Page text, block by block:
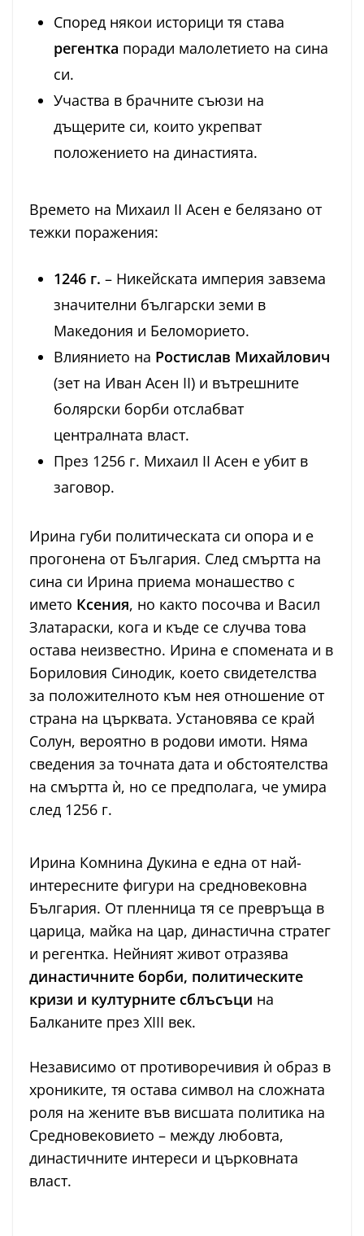
Според някои историци тя става
регентка поради малолетието на сина
си.
Участва в брачните съюзи на
дъщерите си, които укрепват
положението на династията.
Времето на Михаил II Асен е белязано от
тежки поражения:
1246 г. – Никейската империя завзема
значителни български земи в
Македония и Беломорието.
Влиянието на Ростислав Михайлович
(зет на Иван Асен II) и вътрешните
болярски борби отслабват
централната власт.
През 1256 г. Михаил II Асен е убит в
заговор.
Ирина губи политическата си опора и е
прогонена от България. След смъртта на
сина си Ирина приема монашество с
името Ксения, но както посочва и Васил
Златараски, кога и къде се случва това
остава неизвестно. Ирина е спомената и в
Бориловия Синодик, което свидетелства
за положителното към нея отношение от
страна на църквата. Установява се край
Солун, вероятно в родови имоти. Няма
сведения за точната дата и обстоятелства
на смъртта ѝ, но се предполага, че умира
след 1256 г.
Ирина Комнина Дукина е една от най-
интересните фигури на средновековна
България. От пленница тя се превръща в
царица, майка на цар, династична стратег
и регентка. Нейният живот отразява
династичните борби, политическите
кризи и културните сблъсъци на
Балканите през XIII век.
Независимо от противоречивия ѝ образ в
хрониките, тя остава символ на сложната
роля на жените във висшата политика на
Средновековието – между любовта,
династичните интереси и църковната
власт.